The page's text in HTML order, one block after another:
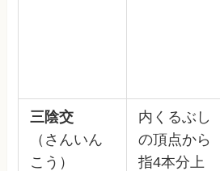
三陰交
（さんいん
こう）
内くるぶし
の頂点から
指4本分上